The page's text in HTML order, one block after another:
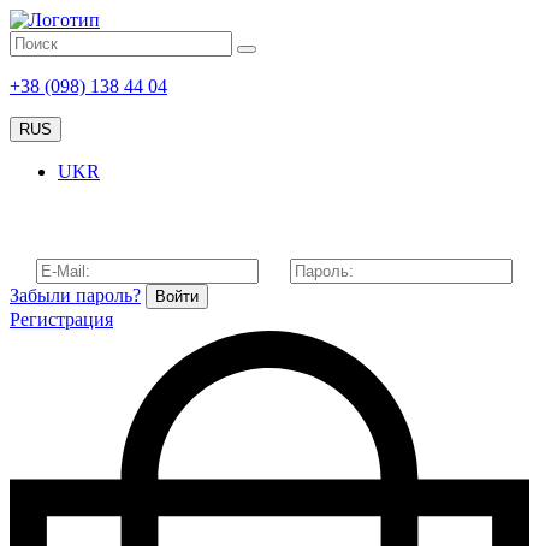
+38 (098) 138 44 04
RUS
UKR
Забыли пароль? Войти
Регистрация